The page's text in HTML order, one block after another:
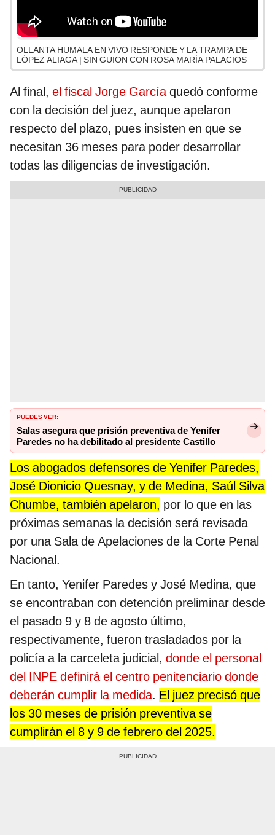
OLLANTA HUMALA EN VIVO RESPONDE Y LA TRAMPA DE
LÓPEZ ALIAGA | SIN GUION CON ROSA MARÍA PALACIOS
Al final, el fiscal Jorge Garcíaquedó conforme
con la decisión del juez, aunque apelaron
respecto del plazo, pues insisten en que se
necesitan 36 meses para poder desarrollar
todas las diligencias de investigación.
PUEDES VER:
Salas asegura que prisión preventiva de Yenifer
Paredes no ha debilitado al presidente Castillo
Los abogados defensores de Yenifer Paredes,
José Dionicio Quesnay, y de Medina, Saúl Silva
Chumbe, también apelaron, por lo que en las
próximas semanas la decisión será revisada
por una Sala de Apelaciones de la Corte Penal
Nacional.
En tanto, Yenifer Paredes y José Medina, que
se encontraban con detención preliminar desde
el pasado 9 y 8 de agosto último,
respectivamente, fueron trasladados por la
policía a la carceleta judicial, donde el personal
del INPE definirá el centro penitenciario donde
deberán cumplir la medida. El juez precisó que
los 30 meses de prisión preventiva se
cumplirán el 8 y 9 de febrero del 2025.